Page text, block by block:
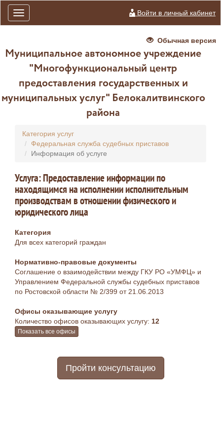
Toggle
navigation
Войти в личный кабинет
Обычная версия
Муниципальное автономное учреждение
"Многофункциональный центр
предоставления государственных и
муниципальных услуг" Белокалитвинского
района
Категория услуг
Федеральная служба судебных приставов
Информация об услуге
Услуга: Предоставление информации по
находящимся на исполнении исполнительным
производствам в отношении физического и
юридического лица
Категория
Для всех категорий граждан
Нормативно-правовые документы
Соглашение о взаимодействии между ГКУ РО «УМФЦ» и
Управлением Федеральной службы судебных приставов
по Ростовской области № 2/399 от 21.06.2013
Офисы оказывающие услугу
Количество офисов оказывающих услугу: 12
Показать все офисы
Пройти консультацию